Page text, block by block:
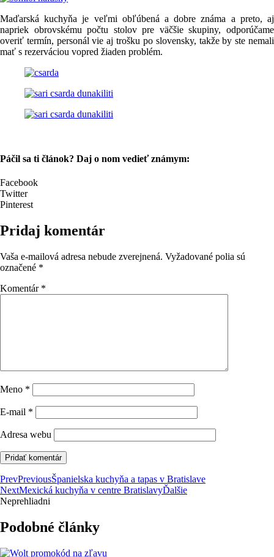
Maďarská kuchyňa je veľmi obľúbená a dobre známa a preto, aj
napriek obrovskému počtu stolov pre väčšie skupiny, odporúčame
overiť termín, personál vie aj trošku po slovensky, takže by ste nemali
mať s rezerváciou vopred žiaden problém.
Páčil sa ti článok? Daj o nom vedieť známym:
Facebook
Twitter
Pinterest
Pridaj komentár
Vaša e-mailová adresa nebude zverejnená. Vyžadované polia sú
označené *
Komentár *
Meno *
E-mail *
Adresa webu
PrevPreviousŠpanielska kuchyňa a tapas v Bratislave
NextMexická kuchyňa v centre BratislavyĎalšie
Neprehliadni
Podobné články